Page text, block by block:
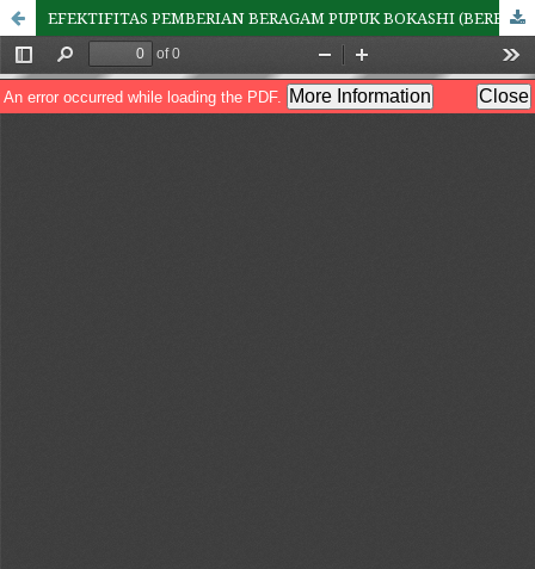
EFEKTIFITAS PEMBERIAN BERAGAM PUPUK BOKASHI (BERBAHAN DASAR LEGUM DAN NON LEGUM) DAN DOSIS PUPUK MAJEMUK NPK PADA PERTUMBUHAN DAN HASIL TANAMAN CABAI BESAR (Capsicum annuum L.).